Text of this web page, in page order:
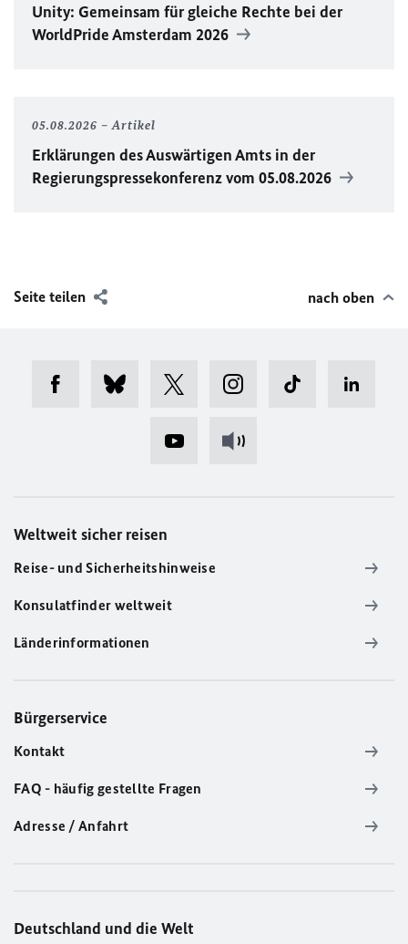
Unity: Gemeinsam für gleiche Rechte bei der
WorldPrideAmsterdam 2026
05.08.2026 Artikel
Erklärungen des Auswärtigen Amts in der
Regierungspressekonferenz vom 05.08.2026
Seite teilen nach oben
Weltweit sicher reisen
Reise- und Sicherheitshinweise
Konsulatfinder weltweit
Länderinformationen
Bürgerservice
Kontakt
FAQ - häufig gestellte Fragen
Adresse / Anfahrt
Deutschland und die Welt